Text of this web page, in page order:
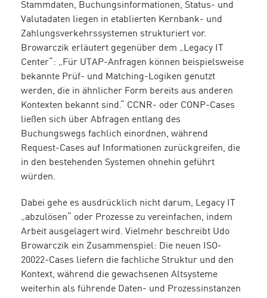
Stammdaten, Buchungsinformationen, Status- und
Valutadaten liegen in etablierten Kernbank- und
Zahlungsverkehrssystemen strukturiert vor.
Browarczik erläutert gegenüber dem „Legacy IT
Center“: „Für UTAP-Anfragen können beispielsweise
bekannte Prüf- und Matching-Logiken genutzt
werden, die in ähnlicher Form bereits aus anderen
Kontexten bekannt sind.“ CCNR- oder CONP-Cases
ließen sich über Abfragen entlang des
Buchungswegs fachlich einordnen, während
Request-Cases auf Informationen zurückgreifen, die
in den bestehenden Systemen ohnehin geführt
würden.
Dabei gehe es ausdrücklich nicht darum, Legacy IT
„abzulösen“ oder Prozesse zu vereinfachen, indem
Arbeit ausgelagert wird. Vielmehr beschreibt Udo
Browarczik ein Zusammenspiel: Die neuen ISO-
20022-Cases liefern die fachliche Struktur und den
Kontext, während die gewachsenen Altsysteme
weiterhin als führende Daten- und Prozessinstanzen